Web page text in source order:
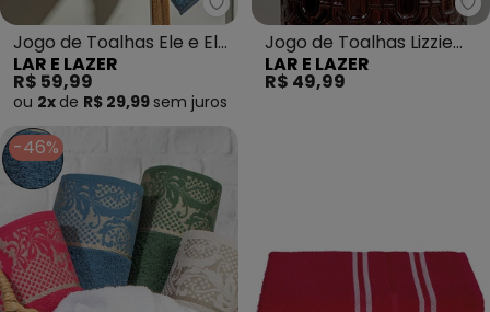
Lar e Lazer - Jogo de Toalhas
Jogo de Toalhas Ele e Ela
(Azul) 2 Peças
LAR E LAZER
R$ 59,99
ou 2x de R$ 29,99 sem juros
Jogo de Toalhas Lizzie
(Framboesa) 2 Peças
LAR E LAZER
R$ 49,99
-46%